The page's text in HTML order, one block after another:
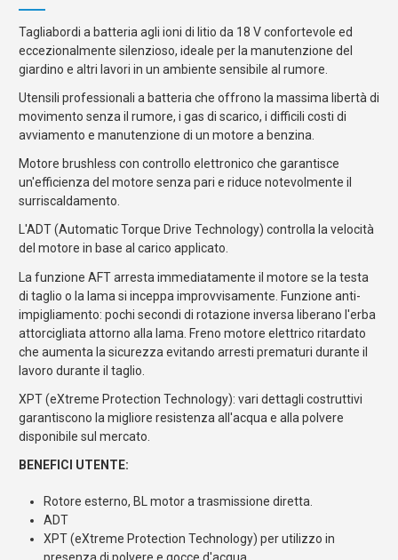
Tagliabordi a batteria agli ioni di litio da 18 V confortevole ed
eccezionalmente silenzioso, ideale per la manutenzione del
giardino e altri lavori in un ambiente sensibile al rumore.
Utensili professionali a batteria che offrono la massima libertà di
movimento senza il rumore, i gas di scarico, i difficili costi di
avviamento e manutenzione di un motore a benzina.
Motore brushless con controllo elettronico che garantisce
un'efficienza del motore senza pari e riduce notevolmente il
surriscaldamento.
L'ADT (Automatic Torque Drive Technology) controlla la velocità
del motore in base al carico applicato.
La funzione AFT arresta immediatamente il motore se la testa
di taglio o la lama si inceppa improvvisamente. Funzione anti-
impigliamento: pochi secondi di rotazione inversa liberano l'erba
attorcigliata attorno alla lama. Freno motore elettrico ritardato
che aumenta la sicurezza evitando arresti prematuri durante il
lavoro durante il taglio.
XPT (eXtreme Protection Technology): vari dettagli costruttivi
garantiscono la migliore resistenza all'acqua e alla polvere
disponibile sul mercato.
BENEFICI UTENTE:
Rotore esterno, BL motor a trasmissione diretta.
ADT
XPT (eXtreme Protection Technology) per utilizzo in
presenza di polvere e gocce d'acqua